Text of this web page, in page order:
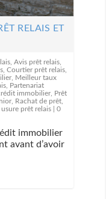
RELAIS ET
,Avis prêt relais
,Courtier prêt relais
Meilleur taux
Partenariat
immobilier Prêt
Rachat de prêt
usure prêt relais |0
immobilier
avant d’avoir